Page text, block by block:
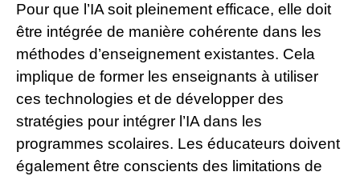
Pour que l’IA soit pleinement efficace, elle doit
être intégrée de manière cohérente dans les
méthodes d’enseignement existantes. Cela
implique de former les enseignants à utiliser
ces technologies et de développer des
stratégies pour intégrer l’IA dans les
programmes scolaires. Les éducateurs doivent
également être conscients des limitations de